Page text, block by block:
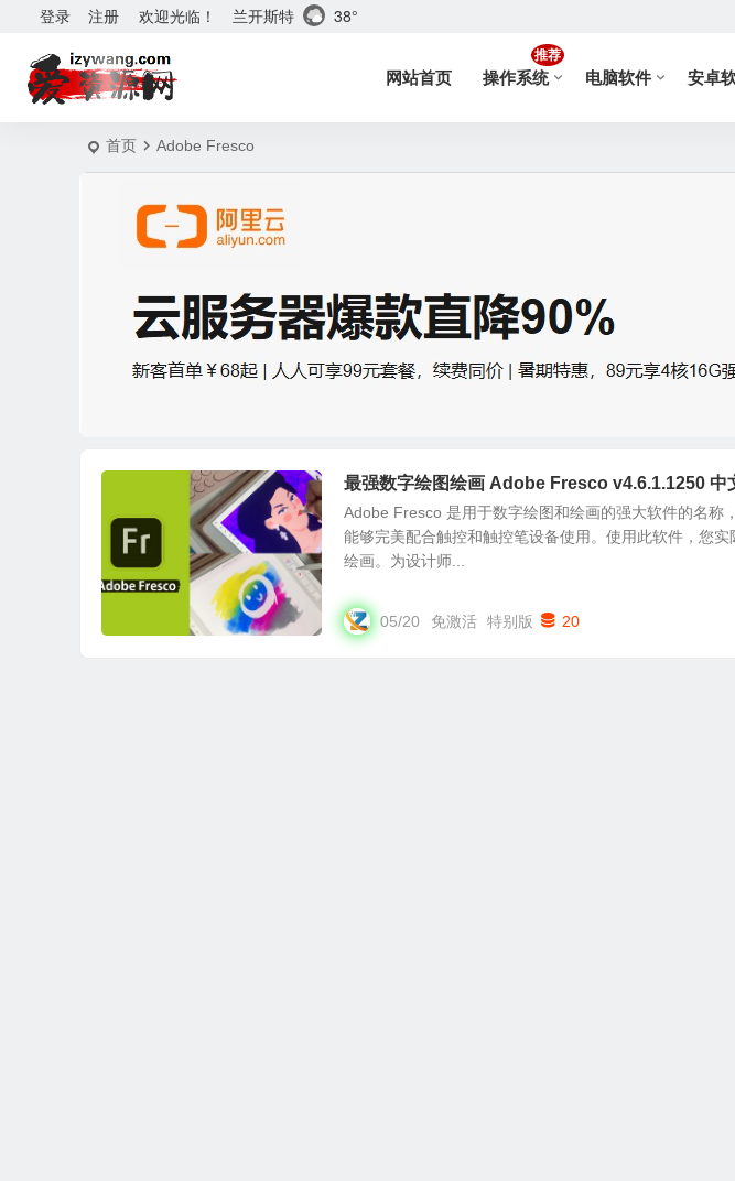
欢迎光临！
登录 注册 兰开斯特 38°
网站首页 操作系统
推荐
电脑软件 安卓
首页 Adobe Fresco
最强数字绘图绘画 Adobe Fresco v4.6.1.1250 中
Adobe Fresco 是用于数字绘图和绘画的强大软件的名称
能够完美配合触控和触控笔设备使用。使用此软件，您
绘画。为设计师...
05/20 免激活 特别版 20